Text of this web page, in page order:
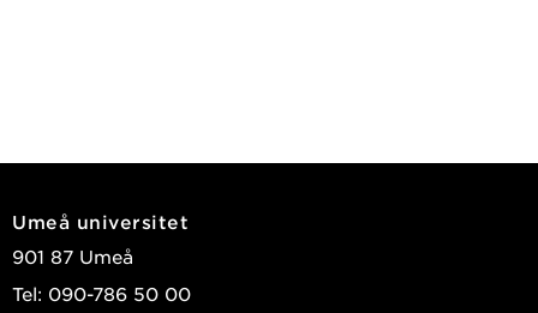
Umeå universitet
901 87 Umeå
Tel: 090-786 50 00